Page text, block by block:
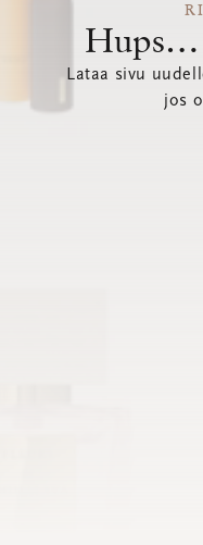
Hups…
Lataa sivu
jos